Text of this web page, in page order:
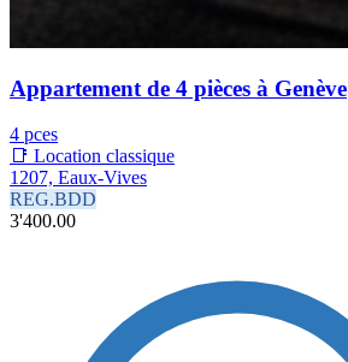
Appartement de 4 pièces à Genève
4 pces
📑 Location classique
1207, Eaux-Vives
REG.BDD
3'400.00